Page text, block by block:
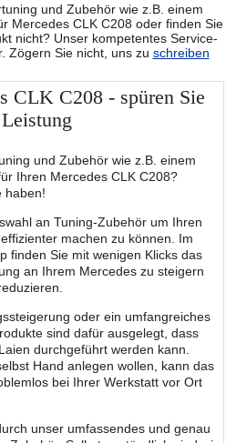
und Zubehör wie z.B. einem
Mercedes CLK C208 oder finden Sie
nicht? Unser kompetentes Service-
Zögern Sie nicht, uns zu schreiben
CLK C208 - spüren Sie
und Zubehör wie z.B. einem
Ihren Mercedes CLK C208?
haben!
an Tuning-Zubehör um Ihren
machen zu können. Im
finden Sie mit wenigen Klicks das
an Ihrem Mercedes zu steigern
oder ein umfangreiches
sind dafür ausgelegt, dass
durchgeführt werden kann.
Hand anlegen wollen, kann das
bei Ihrer Werkstatt vor Ort
unser umfassendes und genau